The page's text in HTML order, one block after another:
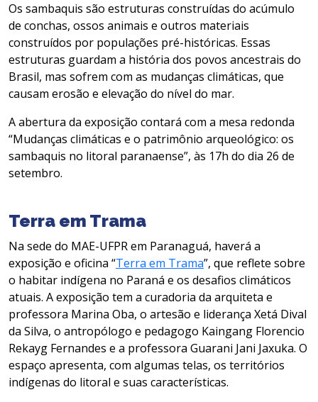
Os sambaquis são estruturas construídas do acúmulo
de conchas, ossos animais e outros materiais
construídos por populações pré-históricas. Essas
estruturas guardam a história dos povos ancestrais do
Brasil, mas sofrem com as mudanças climáticas, que
causam erosão e elevação do nível do mar.
A abertura da exposição contará com a mesa redonda
“Mudanças climáticas e o patrimônio arqueológico: os
sambaquis no litoral paranaense”, às 17h do dia 26 de
setembro.
Terra em Trama
Na sede do MAE-UFPR em Paranaguá, haverá a
exposição e oficina “Terra em Trama”, que reflete sobre
o habitar indígena no Paraná e os desafios climáticos
atuais. A exposição tem a curadoria da arquiteta e
professora Marina Oba, o artesão e liderança Xetá Dival
da Silva, o antropólogo e pedagogo Kaingang Florencio
Rekayg Fernandes e a professora Guarani Jani Jaxuka. O
espaço apresenta, com algumas telas, os territórios
indígenas do litoral e suas características.